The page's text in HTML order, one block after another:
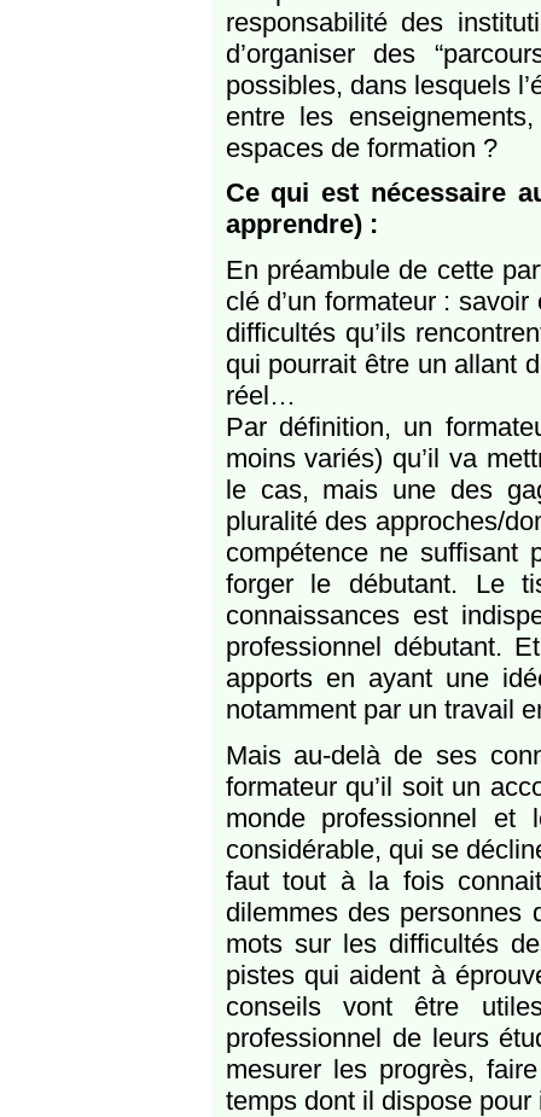
responsabilité des
d’organiser des
possibles, dans lesquels
entre les
espaces de formation ?
Ce qui est nécessaire
apprendre) :
En préambule de cette
clé d’un formateur :
difficultés qu’ils
qui pourrait être un allant
réel…
Par définition, un
moins variés) qu’il va
le cas, mais une des
pluralité des approches/
compétence ne suffisant
forger le débutant. Le
connaissances est
professionnel débutant.
apports en ayant une
notamment par un travail
Mais au-delà de ses
formateur qu’il soit un
monde professionnel et
considérable, qui se
faut tout à la fois
dilemmes des personnes
mots sur les difficultés
pistes qui aident à
conseils vont être
professionnel de leurs
mesurer les progrès,
temps dont il dispose